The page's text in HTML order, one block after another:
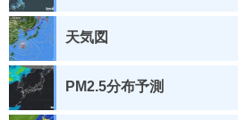
天気図
PM2.5分布予測